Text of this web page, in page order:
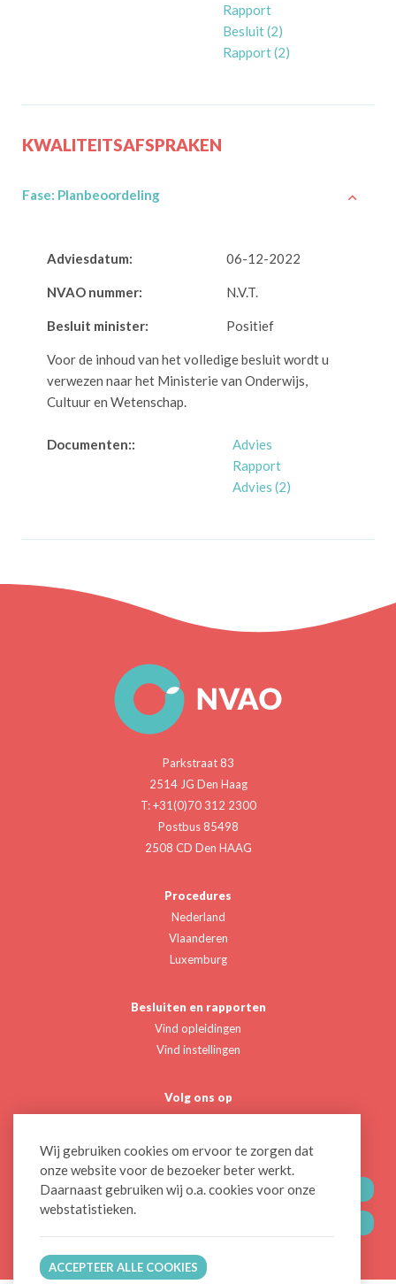
Rapport
Besluit (2)
Rapport (2)
KWALITEITSAFSPRAKEN
Fase: Planbeoordeling
Adviesdatum: 06-12-2022
NVAO nummer: N.V.T.
Besluit minister: Positief
Voor de inhoud van het volledige besluit wordt u
verwezen naar het Ministerie van Onderwijs,
Cultuur en Wetenschap.
Documenten::
Advies
Rapport
Advies (2)
Wij gebruiken cookies om ervoor te zorgen dat
onze website voor de bezoeker beter werkt.
Daarnaast gebruiken wij o.a. cookies voor onze
webstatistieken.
ACCEPTEER ALLE COOKIES
Parkstraat 83
2514 JG Den Haag
T: +31(0)70 312 2300
Postbus 85498
2508 CD Den HAAG
Procedures
Nederland
Vlaanderen
Luxemburg
Besluiten en rapporten
Vind opleidingen
Vind instellingen
Volg ons op
Twitter
CONTACTEER ONS